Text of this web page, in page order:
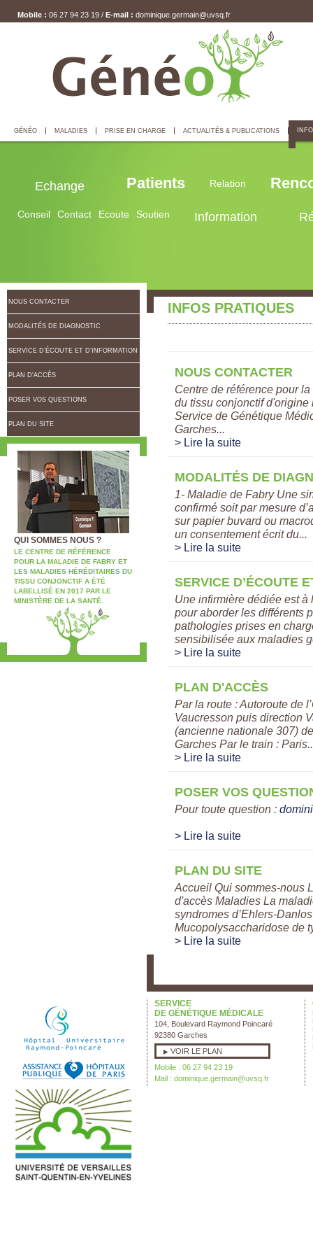
Mobile : 06 27 94 23 19 / E-mail : dominique.germain@uvsq.fr
GÉNÉO MALADIES PRISE EN CHARGE ACTUALITÉS & PUBLICATIONS
Echange Patients Relation
Conseil Contact Ecoute Soutien Information
NOUS CONTACTER
MODALITÉS DE DIAGNOSTIC
SERVICE D’ÉCOUTE ET D’INFORMATION
PLAN D'ACCÈS
POSER VOS QUESTIONS
PLAN DU SITE
QUI SOMMES NOUS ?
LE CENTRE DE RÉFÉRENCE
POUR LA MALADIE DE FABRY ET
LES MALADIES HÉRÉDITAIRES DU
TISSU CONJONCTIF A ÉTÉ
LABELLISÉ EN 2017 PAR LE
MINISTÈRE DE LA SANTÉ.
INFOS PRATIQUES
NOUS CONTACTER
Centre de référence pour
du tissu conjonctif
Service de Génétique
Garches...
> Lire la suite
MODALITÉS DE
1- Maladie de Fabry Une
confirmé soit par mesure
sur papier buvard ou
un consentement écrit du...
> Lire la suite
SERVICE D’ÉCOUTE
Une infirmière dédiée est
pour aborder les différents
pathologies prises en
sensibilisée aux maladies
> Lire la suite
PLAN D'ACCÈS
Par la route : Autoroute de
Vaucresson puis direction
(ancienne nationale 307)
Garches Par le train :
> Lire la suite
POSER VOS
Pour toute question :
> Lire la suite
PLAN DU SITE
Accueil Qui sommes-nous
d'accès Maladies La
syndromes d’Ehlers-
Mucopolysaccharidose de
> Lire la suite
SERVICE
DE GÉNÉTIQUE MÉDICALE
104, Boulevard Raymond Poincaré
92380 Garches
VOIR LE PLAN
Mobile : 06 27 94 23 19
Mail : dominique.germain@uvsq.fr